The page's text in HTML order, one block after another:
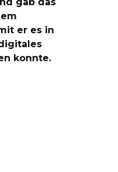
er es in
konnte.